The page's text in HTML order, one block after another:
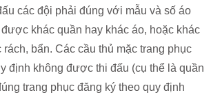
các đội phải đúng với mẫu và số áo
khác quần hay khác áo, hoặc khác
bẩn. Các cầu thủ mặc trang phục
định không được thi đấu (cụ thể là quần
trang phục đăng ký theo quy định